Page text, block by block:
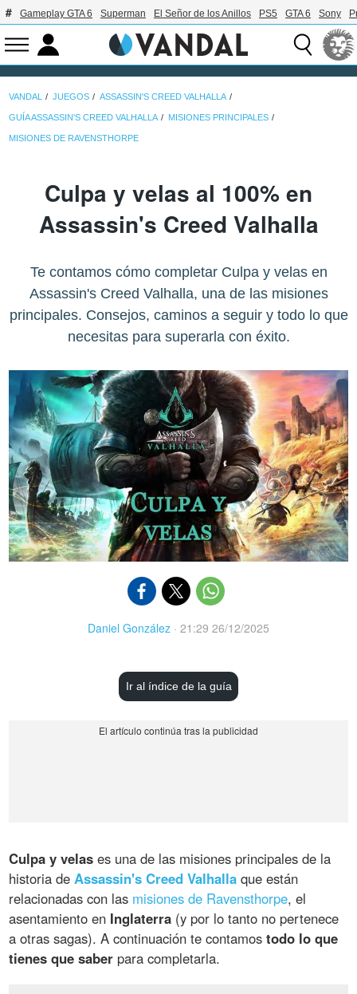
Gameplay GTA 6 Superman El Señor de los Anillos PS5 GTA 6 Sony
VANDAL JUEGOS ASSASSIN'S CREED VALHALLA
GUÍA ASSASSIN'S CREED VALHALLA MISIONES PRINCIPALES
MISIONES DE RAVENSTHORPE
Culpa y velas al 100% en
Assassin's Creed Valhalla
Te contamos cómo completar Culpa y velas en
Assassin's Creed Valhalla, una de las misiones
principales. Consejos, caminos a seguir y todo lo que
necesitas para superarla con éxito.
Daniel González · 21:29 26/12/2025
Ir al índice de la guía
Culpa y velas es una de las misiones principales de la
historia deAssassin's Creed Valhalla que están
relacionadas con las misiones de Ravensthorpe, el
asentamiento en Inglaterra (y por lo tanto no pertenece
a otras sagas). A continuación te contamostodo lo que
tienes que saber para completarla.